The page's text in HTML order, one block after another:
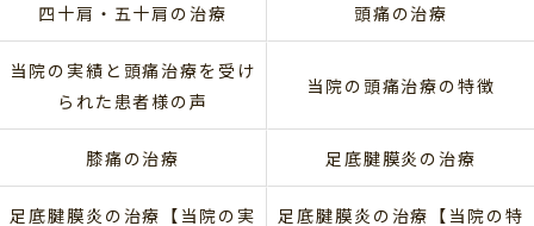
四十肩・五十肩の治療 頭痛の治療
当院の実績と頭痛治療を受け
られた患者様の声
当院の頭痛治療の特徴
膝痛の治療 足底腱膜炎の治療
足底腱膜炎の治療【当院の実
足底腱膜炎の治療【当院の特